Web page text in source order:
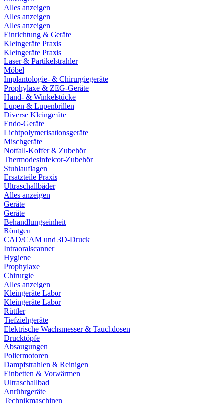
Alles anzeigen
Alles anzeigen
Alles anzeigen
Einrichtung & Geräte
Kleingeräte Praxis
Kleingeräte Praxis
Laser & Partikelstrahler
Möbel
Implantologie- & Chirurgiegeräte
Prophylaxe & ZEG-Geräte
Hand- & Winkelstücke
Lupen & Lupenbrillen
Diverse Kleingeräte
Endo-Geräte
Lichtpolymerisationsgeräte
Mischgeräte
Notfall-Koffer & Zubehör
Thermodesinfektor-Zubehör
Stuhlauflagen
Ersatzteile Praxis
Ultraschallbäder
Alles anzeigen
Geräte
Geräte
Behandlungseinheit
Röntgen
CAD/CAM und 3D-Druck
Intraoralscanner
Hygiene
Prophylaxe
Chirurgie
Alles anzeigen
Kleingeräte Labor
Kleingeräte Labor
Rüttler
Tiefziehgeräte
Elektrische Wachsmesser & Tauchdosen
Drucktöpfe
Absaugungen
Poliermotoren
Dampfstrahlen & Reinigen
Einbetten & Vorwärmen
Ultraschallbad
Anrührgeräte
Technikmaschinen